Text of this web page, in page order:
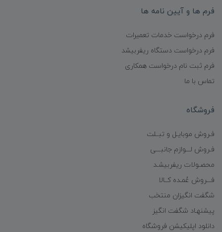
فرم ها و آیین نامه ها
فرم درخواست خدمات تعمیرات
فرم درخواست دستگاه ریفربیشد
فرم ثبت نام درخواست همکاری
تماس با ما
فروشگاه
فـروش موبایـل و تبــلت
فـروش لـــوازم جانبـــی
محصـولات ریفربیشـد
فـــروش عُمـده کــالا
شگفت انگیزان منتخب
پیشنهـاد شگفت انگیز
دانلود اپلیکیشن فروشگاه